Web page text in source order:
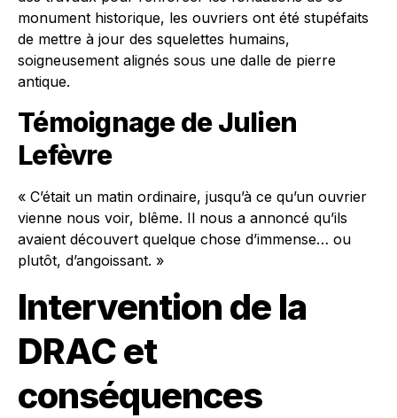
monument historique, les ouvriers ont été stupéfaits
de mettre à jour des squelettes humains,
soigneusement alignés sous une dalle de pierre
antique.
Témoignage de Julien
Lefèvre
« C’était un matin ordinaire, jusqu’à ce qu’un ouvrier
vienne nous voir, blême. Il nous a annoncé qu’ils
avaient découvert quelque chose d’immense… ou
plutôt, d’angoissant. »
Intervention de la
DRAC et
conséquences